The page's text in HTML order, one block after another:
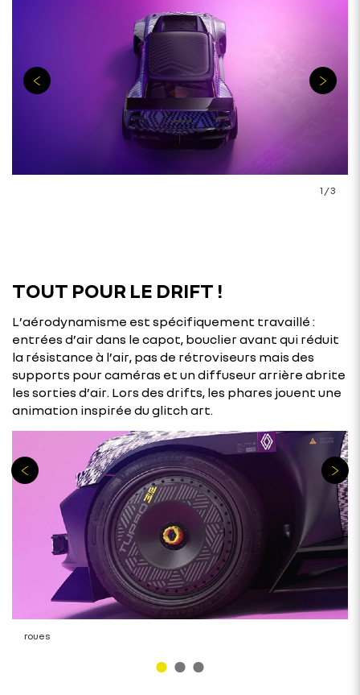
1 /3
TOUT POUR LE DRIFT !
L’aérodynamisme est spécifiquement travaillé :
entrées d’air dans le capot, bouclier avant qui réduit
la résistance à l’air, pas de rétroviseurs mais des
supports pour caméras et un diffuseur arrière abrite
les sorties d’air. Lors des drifts, les phares jouent une
animation inspirée du glitch art.
roues